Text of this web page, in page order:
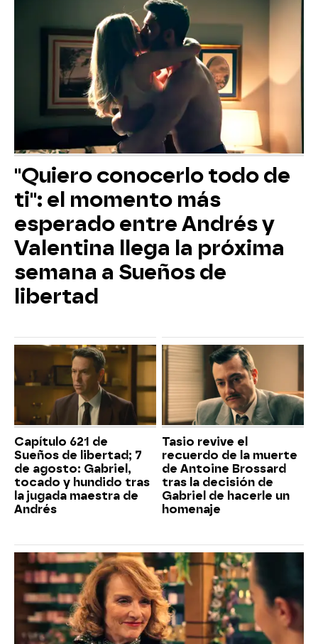
"Quiero conocerlo todo de
ti": el momento más
esperado entre Andrés y
Valentina llega la próxima
semana a Sueños de
libertad
Capítulo 621 de
Sueños de libertad; 7
de agosto: Gabriel,
tocado y hundido tras
la jugada maestra de
Andrés
Tasio revive el
recuerdo de la muerte
de Antoine Brossard
tras la decisión de
Gabriel de hacerle un
homenaje